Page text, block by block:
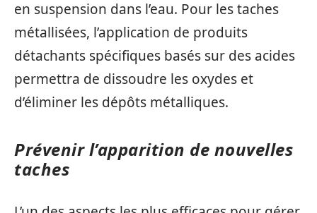
en suspension dans l’eau. Pour les taches
métallisées, l’application de produits
détachants spécifiques basés sur des acides
permettra de dissoudre les oxydes et
d’éliminer les dépôts métalliques.
Prévenir l’apparition de nouvelles
taches